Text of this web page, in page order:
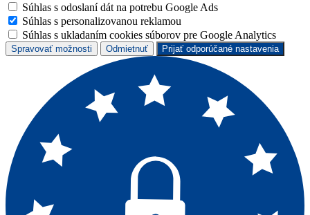
Súhlas s odoslaní dát na potrebu Google Ads
Súhlas s personalizovanou reklamou
Súhlas s ukladaním cookies súborov pre Google Analytics
Spravovať možnosti Odmietnuť Prijať odporúčané nastavenia